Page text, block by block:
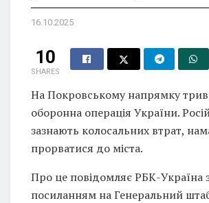
16.10.2025
10
SHARES
На Покровському напрямку
оборонна операція України.
зазнають колосальних втрат,
прорватися до міста.
Про це повідомляє РБК-Україна
посиланням на Генеральний